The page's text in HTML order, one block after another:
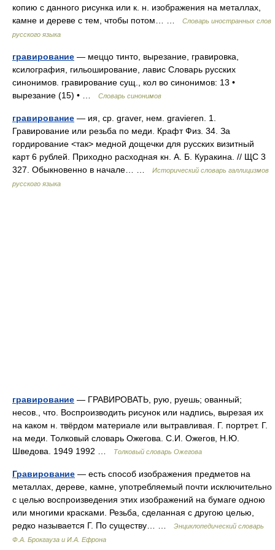
копию с данного рисунка или к. н. изображения на металлах,
камне и дереве с тем, чтобы потом… …
Словарь иностранных слов
русского языка
гравирование — меццо тинто, вырезание, гравировка,
ксилография, гильоширование, лавис Словарь русских
синонимов. гравирование сущ., кол во синонимов: 13 •
вырезание (15) • …
Словарь синонимов
гравирование — ия, ср. graver, нем. gravieren. 1.
Гравирование или резьба по меди. Крафт Физ. 34. За
гордирование <так> медной дощечки для русских визитный
карт 6 рублей. Приходно расходная кн. А. Б. Куракина. // ЩС 3
327. Обыкновенно в начале… …
Исторический словарь галлицизмов
русского языка
гравирование — ГРАВИРОВАТЬ, рую, руешь; ованный;
несов., что. Воспроизводить рисунок или надпись, вырезая их
на каком н. твёрдом материале или вытравливая. Г. портрет. Г.
на меди. Толковый словарь Ожегова. С.И. Ожегов, Н.Ю.
Шведова. 1949 1992 …
Толковый словарь Ожегова
Гравирование — есть способ изображения предметов на
металлах, дереве, камне, употребляемый почти исключительно
с целью воспроизведения этих изображений на бумаге одною
или многими красками. Резьба, сделанная с другою целью,
редко называется Г. По существу… …
Энциклопедический словарь
Ф.А. Брокгауза и И.А. Ефрона